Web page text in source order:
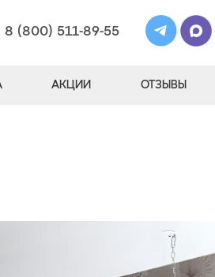
8 (800) 511-89-55
АКЦИИ ОТЗЫВЫ